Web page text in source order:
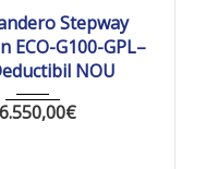
Manua...Stepway
ECO-G100-GPL–
NOU
€